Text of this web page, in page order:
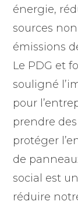
énergie,
sources
émissions
Le PDG et
souligné
pour
prendre
protéger
de
social est
réduire